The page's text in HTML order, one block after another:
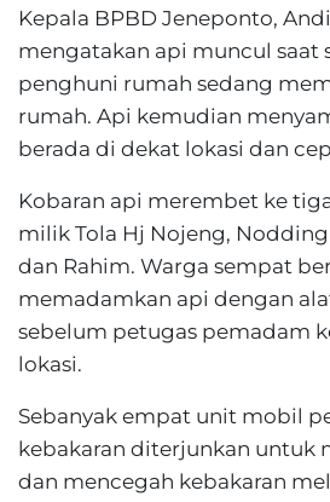
Kepala BPBD Jeneponto,
mengatakan api muncul saat
penghuni rumah sedang
rumah. Api kemudian
berada di dekat lokasi dan
Kobaran api merembet ke
milik Tola Hj Nojeng,
dan Rahim. Warga sempat
memadamkan api dengan
sebelum petugas pemadam
lokasi.
Sebanyak empat unit mobil
kebakaran diterjunkan untuk
dan mencegah kebakaran